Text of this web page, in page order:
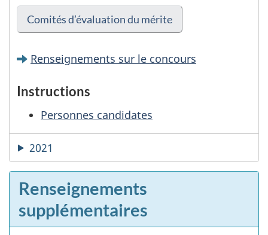
Comités d’évaluation du mérite
Renseignements sur le concours
Instructions
Personnes candidates
2021
Renseignements
supplémentaires